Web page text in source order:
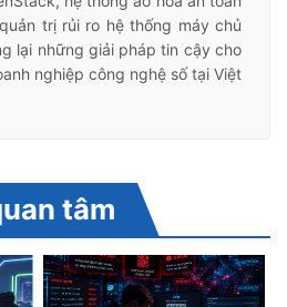
trị rủi ro hệ thống máy chủ
lại những giải pháp tin cậy cho
nghiệp công nghệ số tại Việt
tâm